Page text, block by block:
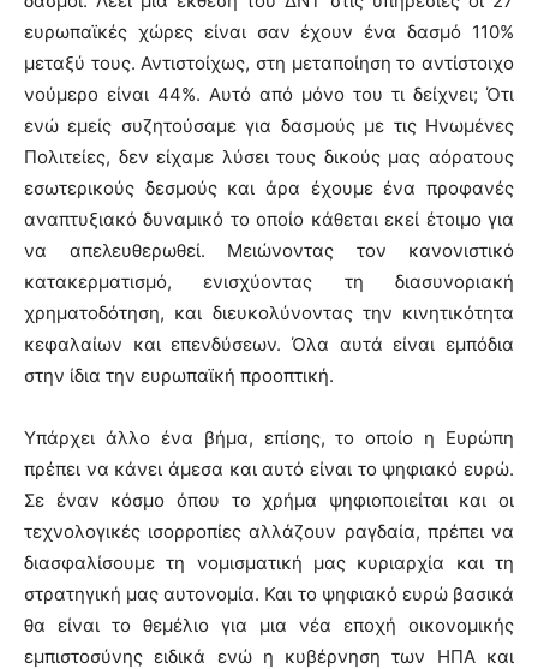
ευρωπαϊκές χώρες είναι σαν έχουν ένα δασμό 110%
μεταξύ τους. Αντιστοίχως, στη μεταποίηση το αντίστοιχο
νούμερο είναι 44%. Αυτό από μόνο του τι δείχνει; Ότι
ενώ εμείς συζητούσαμε για δασμούς με τις Ηνωμένες
Πολιτείες, δεν είχαμε λύσει τους δικούς μας αόρατους
εσωτερικούς δεσμούς και άρα έχουμε ένα προφανές
αναπτυξιακό δυναμικό το οποίο κάθεται εκεί έτοιμο για
να απελευθερωθεί. Μειώνοντας τον κανονιστικό
κατακερματισμό, ενισχύοντας τη διασυνοριακή
χρηματοδότηση, και διευκολύνοντας την κινητικότητα
κεφαλαίων και επενδύσεων. Όλα αυτά είναι εμπόδια
στην ίδια την ευρωπαϊκή προοπτική.
Υπάρχει άλλο ένα βήμα, επίσης, το οποίο η Ευρώπη
πρέπει να κάνει άμεσα και αυτό είναι το ψηφιακό ευρώ.
Σε έναν κόσμο όπου το χρήμα ψηφιοποιείται και οι
τεχνολογικές ισορροπίες αλλάζουν ραγδαία, πρέπει να
διασφαλίσουμε τη νομισματική μας κυριαρχία και τη
στρατηγική μας αυτονομία. Και το ψηφιακό ευρώ βασικά
θα είναι το θεμέλιο για μια νέα εποχή οικονομικής
εμπιστοσύνης ειδικά ενώ η κυβέρνηση των ΗΠΑ και